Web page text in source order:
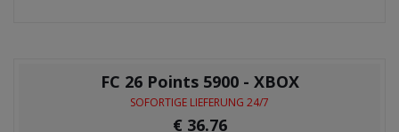
FC 26 Points 5900 - XBOX
SOFORTIGE LIEFERUNG 24/7
€ 36.76